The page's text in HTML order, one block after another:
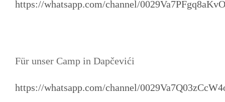
https://whatsapp.com/channel/
Für unser Camp in Dapčevići
https://whatsapp.com/channel/